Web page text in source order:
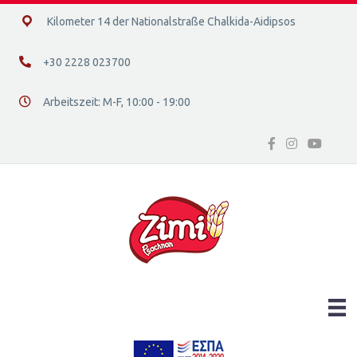
14ο χλμ. Ε.Ο. Χαλκίδας – Αιδηψού, 34400
Kilometer 14 der Nationalstraße Chalkida-Aidipsos
+30 2228 023700
+30 2228 023700
Διεύθυνση οδός 16, Ελλάδα
Arbeitszeit: Μ-F, 10:00 - 19:00